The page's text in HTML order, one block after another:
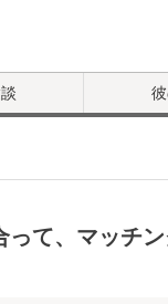
て、マッチ